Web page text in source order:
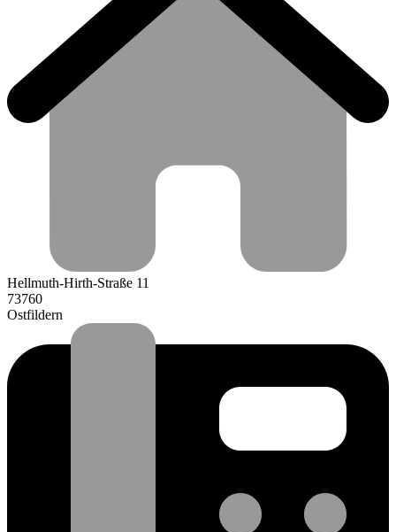
Hellmuth-Hirth-Straße 11
73760
Ostfildern